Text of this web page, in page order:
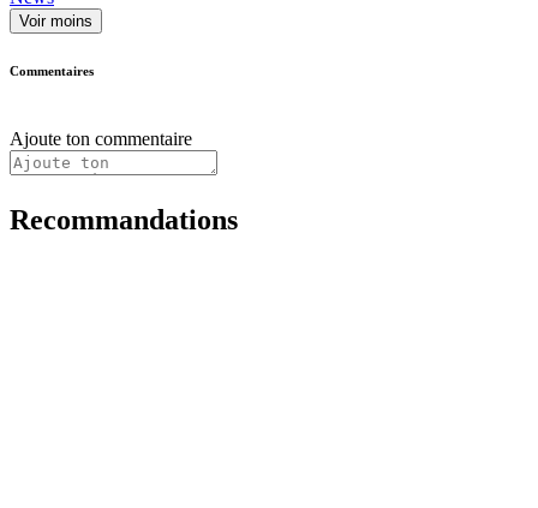
Voir moins
Commentaires
Ajoute ton commentaire
Recommandations